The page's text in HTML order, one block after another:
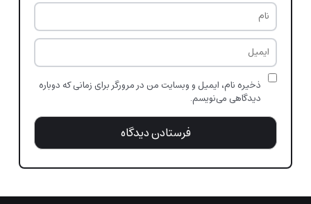
ذخیره نام، ایمیل و وبسایت من در مرورگر برای زمانی که دوباره
دیدگاهی می‌نویسم.